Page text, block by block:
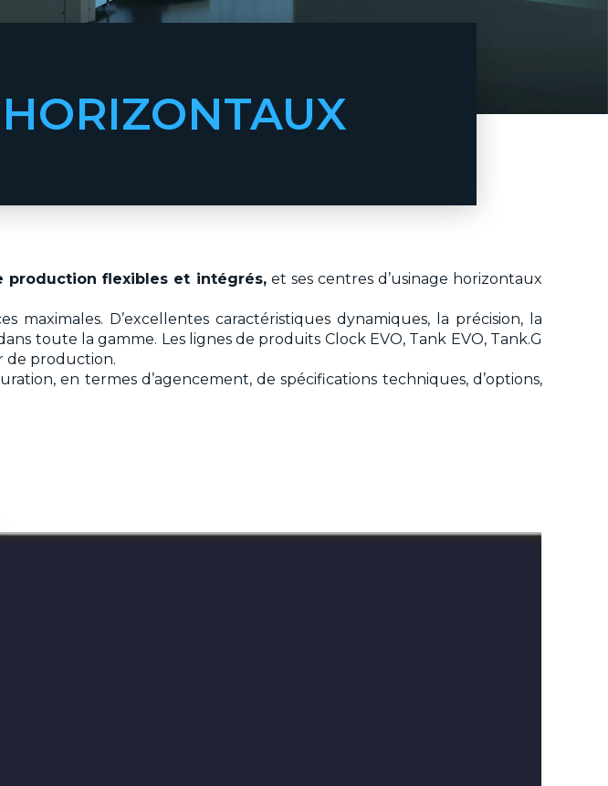
production flexibles et intégrés,et ses centres d’usinage horizontaux
D’excellentes caractéristiques dynamiques, la précision, la
toute la gamme. Les lignes de produits Clock EVO, Tank EVO, Tank.G
de production.
en termes d’agencement, de spécifications techniques, d’options,